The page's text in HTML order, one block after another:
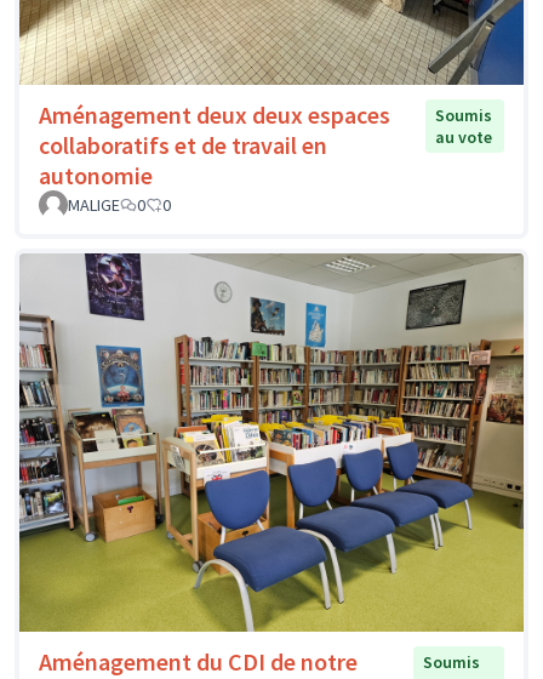
Aménagement deux deux espaces
collaboratifs et de travail en
autonomie
Soumis
au vote
MALIGE 0 0
Aménagement du CDI de notre
Soumis